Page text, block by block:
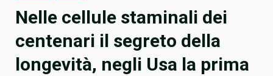
Nelle cellule staminali dei
centenari il segreto della
longevità, negli Usa la prima